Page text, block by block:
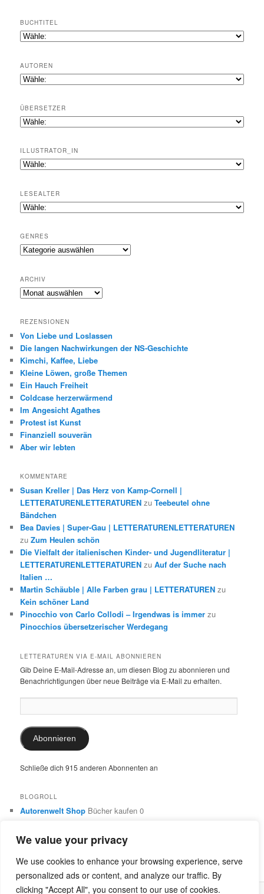
We value your privacy
We use cookies to enhance your browsing experience, serve
personalized ads or content, and analyze our traffic. By
clicking "Accept All", you consent to our use of cookies.
BUCHTITEL
AUTOREN
ÜBERSETZER
ILLUSTRATOR_IN
LESEALTER
GENRES
Genres
ARCHIV
Archiv
REZENSIONEN
Von Liebe und Loslassen
Die langen Nachwirkungen der NS-Geschichte
Kimchi, Kaffee, Liebe
Kleine Löwen, große Themen
Ein Hauch Freiheit
Coldcase herzerwärmend
Im Angesicht Agathes
Protest ist Kunst
Finanziell souverän
Aber wir lebten
KOMMENTARE
Susan Kreller | Das Herz von Kamp-Cornell |
LETTERATURENLETTERATUREN zuTeebeutel ohne
Bändchen
Bea Davies | Super-Gau | LETTERATURENLETTERATUREN
zuZum Heulen schön
Die Vielfalt der italienischen Kinder- und Jugendliteratur |
LETTERATURENLETTERATUREN zuAuf der Suche nach
Italien …
Martin Schäuble | Alle Farben grau | LETTERATUREN zu
Kein schöner Land
Pinocchio von Carlo Collodi – Irgendwas is immer zu
Pinocchios übersetzerischer Werdegang
LETTERATUREN VIA E-MAIL ABONNIEREN
Gib Deine E-Mail-Adresse an, um diesen Blog zu abonnieren und
Benachrichtigungen über neue Beiträge via E-Mail zu erhalten.
Mail-
Adresse:
Abonnieren
Schließe dich 915 anderen Abonnenten an
BLOGROLL
Autorenwelt Shop Bücher kaufen 0
0
Dr. Ulrike SchimmingÜbersetzungen aus dem Italienischen
und Englischen 0